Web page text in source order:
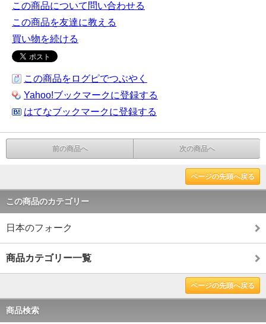
この商品について問い合わせる
この商品を友達に教える
買い物を続ける
この商品をログピでつぶやく
Yahoo!ブックマークに登録する
はてなブックマークに登録する
前の商品へ 次の商品へ
ページの先頭へ戻る
この商品のカテゴリー
日本のフォーク
商品カテゴリー一覧
ページの先頭へ戻る
商品検索